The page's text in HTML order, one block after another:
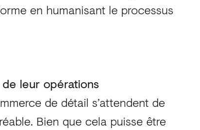
en humanisant le processus
leur opérations
de détail s’attendent de
Bien que cela puisse être